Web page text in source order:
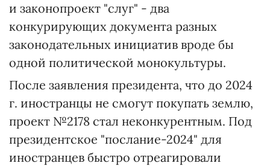
и законопроект "слуг" - два
конкурирующих документа разных
законодательных инициатив вроде бы
одной политической монокультуры.
После заявления президента, что до 2024
г. иностранцы не смогут покупать землю,
проект №2178 стал неконкурентным. Под
президентское "послание-2024" для
иностранцев быстро отреагировали